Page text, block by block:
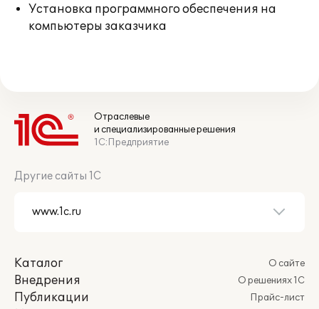
Установка программного обеспечения на
компьютеры заказчика
Отраслевые
и специализированные решения
1С:Предприятие
Другие сайты 1С
Каталог
Внедрения
Публикации
О сайте
О решениях 1С
Прайс-лист